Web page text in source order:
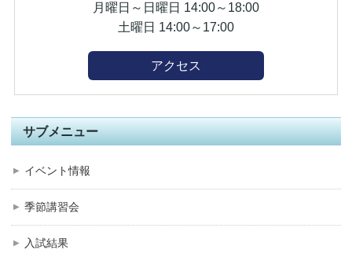
月曜日～日曜日 14:00～18:00
土曜日 14:00～17:00
アクセス
サブメニュー
イベント情報
季節講習会
入試結果